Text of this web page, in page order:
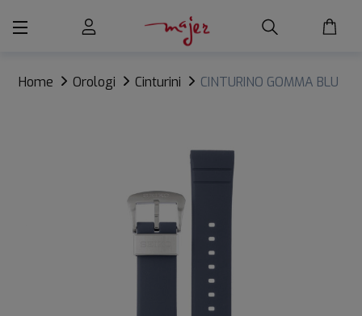
Home Orologi Cinturini
CINTURINO GOMMA BLU